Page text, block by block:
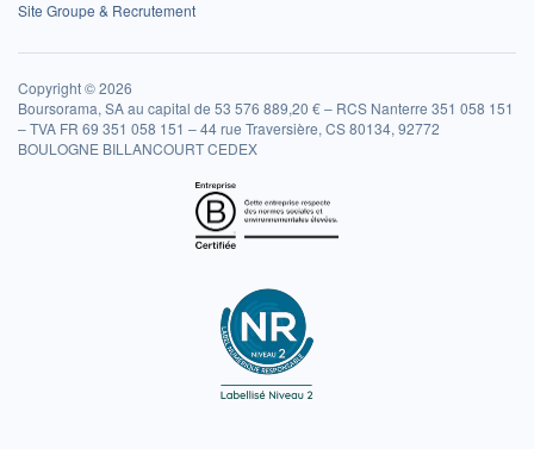
Site Groupe & Recrutement
Copyright © 2026
Boursorama, SA au capital de 53 576 889,20 € – RCS Nanterre 351 058 151
– TVA FR 69 351 058 151 – 44 rue Traversière, CS 80134, 92772
BOULOGNE BILLANCOURT CEDEX